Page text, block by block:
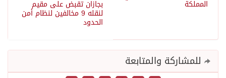
بجازان تقبض على مقيم
لنقله 9 مخالفين لنظام أمن
الحدود
المملكة
للمشاركة والمتابعة